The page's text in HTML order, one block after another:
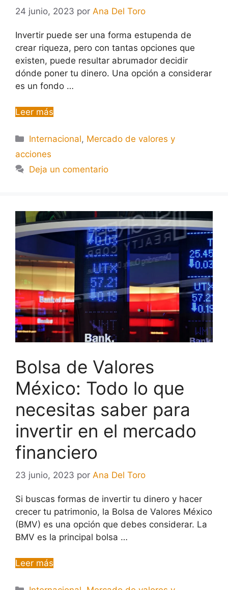
24 junio, 2023 por Ana Del Toro
Invertir puede ser una forma estupenda de
crear riqueza, pero con tantas opciones que
existen, puede resultar abrumador decidir
dónde poner tu dinero. Una opción a considerar
es un fondo …
Leer más
Internacional, Mercado de valores y
acciones
Deja un comentario
Bolsa de Valores
México: Todo lo que
necesitas saber para
invertir en el mercado
financiero
23 junio, 2023 por Ana Del Toro
Si buscas formas de invertir tu dinero y hacer
crecer tu patrimonio, la Bolsa de Valores México
(BMV) es una opción que debes considerar. La
BMV es la principal bolsa …
Leer más